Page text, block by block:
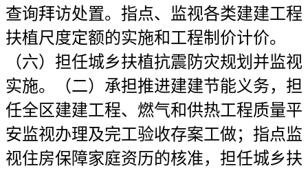
查询拜访处置。指点、监视各类建建工程
扶植尺度定额的实施和工程制价计价。
（六）担任城乡扶植抗震防灾规划并监视
实施。（二）承担推进建建节能义务，担
任全区建建工程、燃气和供热工程质量平
安监视办理及完工验收存案工做；指点监
视住房保障家庭资历的核准，担任城乡扶